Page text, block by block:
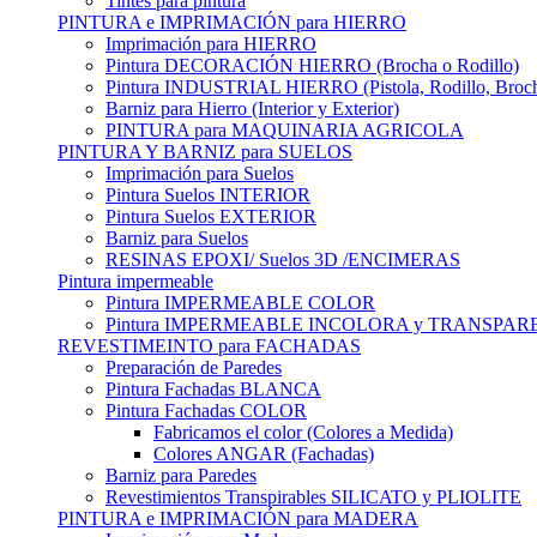
PINTURA e IMPRIMACIÓN para HIERRO
Imprimación para HIERRO
Pintura DECORACIÓN HIERRO (Brocha o Rodillo)
Pintura INDUSTRIAL HIERRO (Pistola, Rodillo,
Barniz para Hierro (Interior y Exterior)
PINTURA para MAQUINARIA AGRICOLA
PINTURA Y BARNIZ para SUELOS
Imprimación para Suelos
Pintura Suelos INTERIOR
Pintura Suelos EXTERIOR
Barniz para Suelos
RESINAS EPOXI/ Suelos 3D /ENCIMERAS
Pintura impermeable
Pintura IMPERMEABLE COLOR
Pintura IMPERMEABLE INCOLORA y
REVESTIMEINTO para FACHADAS
Preparación de Paredes
Pintura Fachadas BLANCA
Pintura Fachadas COLOR
Fabricamos el color (Colores a Medida)
Colores ANGAR (Fachadas)
Barniz para Paredes
Revestimientos Transpirables SILICATO y PLIOLITE
PINTURA e IMPRIMACIÓN para MADERA